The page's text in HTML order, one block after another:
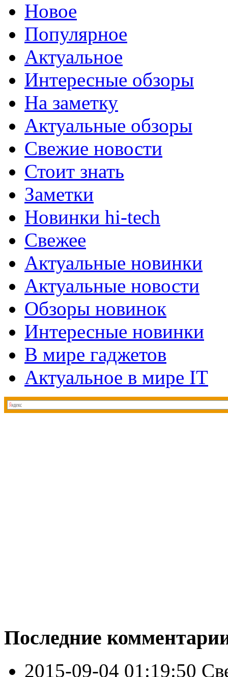
Новое
Популярное
Актуальное
Интересные обзоры
На заметку
Актуальные обзоры
Свежие новости
Стоит знать
Заметки
Новинки hi-tech
Свежее
Актуальные новинки
Актуальные новости
Обзоры новинок
Интересные новинки
В мире гаджетов
Актуальное в мире IT
Последние
2015-09-04 01:19:50